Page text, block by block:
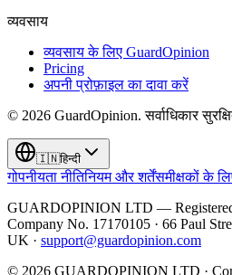
व्यवसाय
व्यवसाय के लिए GuardOpinion
Pricing
अपनी प्रोफ़ाइल का दावा करें
© 2026 GuardOpinion.सर्वाधिकार
🇮🇳हिन्दी
गोपनीयता नीतिनियम और शर्तेंसमीक्षकों के
GUARDOPINION LTD —
Company No. 17170105 · 66 Paul
UK · support@guardopinion.com
© 2026 GUARDOPINION LTD ·